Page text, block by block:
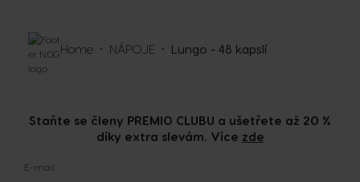
Staňte se členy PREMIO CLUBU a ušetřete až 20 %
díky extra slevám. Více zde
E-mail
Home NÁPOJE Lungo - 48 kapslí